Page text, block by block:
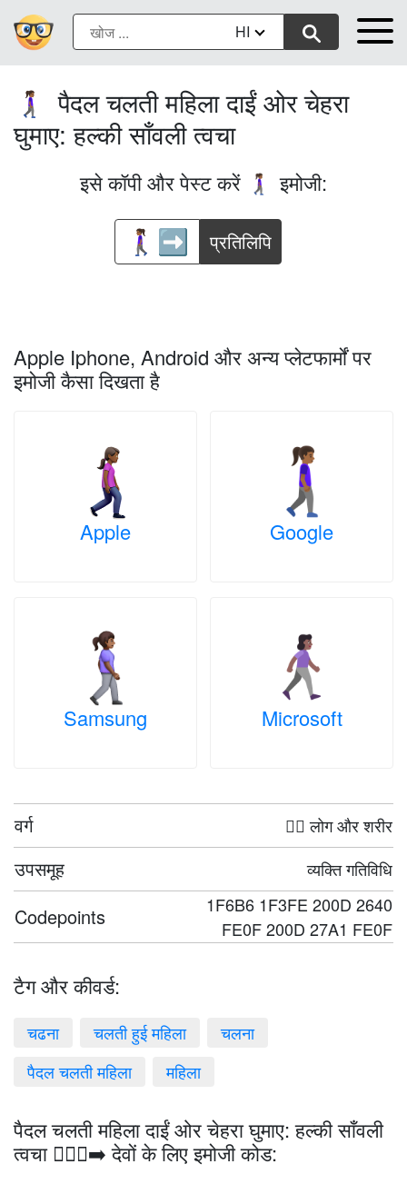
HI
🚶🏾‍♀️‍➡️
पैदल चलती महिला दाईं ओर चेहरा
घुमाए: हल्की साँवली त्वचा
इसे कॉपी और पेस्ट करें 🚶🏾‍♀️‍➡️ इमोजी:
प्रतिलिपि
Apple Iphone, Android और अन्य प्लेटफार्मों पर
इमोजी कैसा दिखता है
Apple Google
Samsung Microsoft
वर्ग 🤦‍♀️ लोग और शरीर
उपसमूह व्यक्ति गतिविधि
Codepoints
1F6B6 1F3FE 200D 2640
FE0F 200D 27A1 FE0F
टैग और कीवर्ड:
चढना चलती हुई महिला
चलना
पैदल चलती महिला
महिला
पैदल चलती महिला दाईं ओर चेहरा घुमाए: हल्की साँवली
त्वचा 🚶🏾‍♀️‍➡️ देवों के लिए इमोजी कोड: